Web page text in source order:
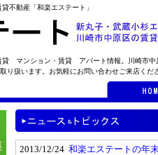
動産「和楽エステート」
マンション・賃貸 アパート情報。川崎市中
り扱います。お気軽にお問い合わせご来店くだ
2013/12/24 和楽エステートの年